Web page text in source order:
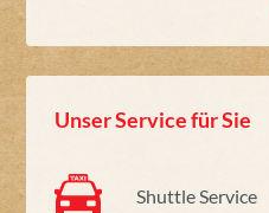
Unser Service für Sie
Shuttle Service